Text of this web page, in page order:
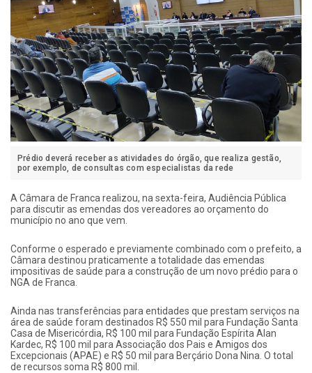
Prédio deverá receber as atividades do órgão, que realiza gestão,
por exemplo, de consultas com especialistas da rede
A Câmara de Franca realizou, na sexta-feira, Audiência Pública
para discutir as emendas dos vereadores ao orçamento do
município no ano que vem.
Conforme o esperado e previamente combinado com o prefeito, a
Câmara destinou praticamente a totalidade das emendas
impositivas de saúde para a construção de um novo prédio para o
NGA de Franca.
Ainda nas transferências para entidades que prestam serviços na
área de saúde foram destinados R$ 550 mil para Fundação Santa
Casa de Misericórdia, R$ 100 mil para Fundação Espírita Alan
Kardec, R$ 100 mil para Associação dos Pais e Amigos dos
Excepcionais (APAE) e R$ 50 mil para Berçário Dona Nina. O total
de recursos soma R$ 800 mil.